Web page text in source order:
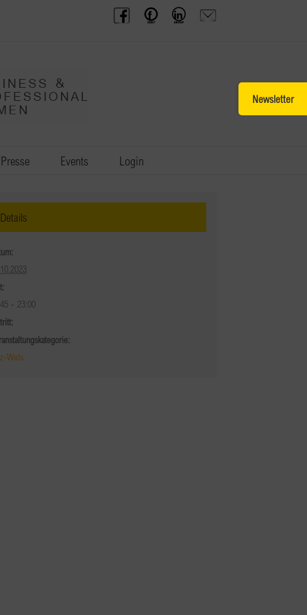
BPW
Austria
Offenes
Frauennetzwerk
BPW
Gruppe
Anfrage
schicken
Presse Events Login
Details
- 23:00
Wels
Sliding